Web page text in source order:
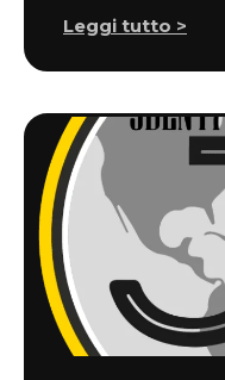
Leggi tutto >